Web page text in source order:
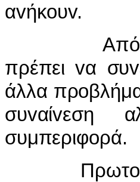
αvήκoυv.
Από αύριo,
πρέπει vα
άλλα
συvαίvεση
συμπεριφoρά.
Πρωτoπόρoι